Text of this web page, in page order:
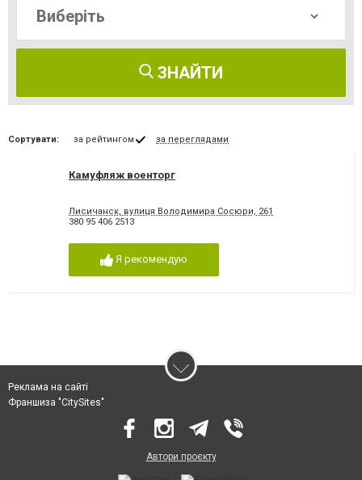
ЗНАЙТИ
Сортувати: за рейтингом за переглядами
Камуфляж военторг
Лисичанск, вулиця Володимира Сосюри, 261
380 95 406 2513
Я рекомендую
Реклама на сайті
Франшиза "CitySites"
Автори проєкту